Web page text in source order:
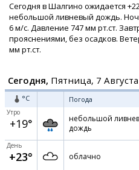
Сегодня в Шалгино ожидается
небольшой ливневый дождь.
6 м/с. Давление 747 мм рт.ст.
прояснениями, без осадков.
мм рт.ст.
Сегодня, Пятница, 7 Августа
°C Погода
Утро
+19°
небольшой
дождь
День
+23° облачно